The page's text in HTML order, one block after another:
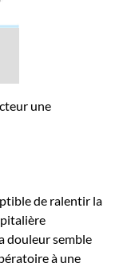
une
de ralentir la
douleur semble
à une